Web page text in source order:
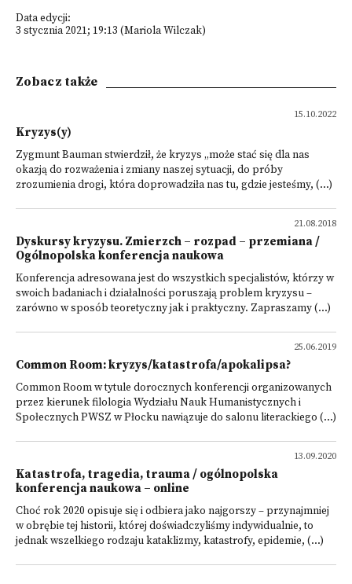
Data edycji:
3 stycznia 2021; 19:13 (Mariola Wilczak)
Zobacz także
15.10.2022
Kryzys(y)
Zygmunt Bauman stwierdził, że kryzys „może stać się dla nas
okazją do rozważenia i zmiany naszej sytuacji, do próby
zrozumienia drogi, która doprowadziła nas tu, gdzie jesteśmy, (...)
21.08.2018
Dyskursy kryzysu. Zmierzch – rozpad – przemiana /
Ogólnopolska konferencja naukowa
Konferencja adresowana jest do wszystkich specjalistów, którzy w
swoich badaniach i działalności poruszają problem kryzysu –
zarówno w sposób teoretyczny jak i praktyczny. Zapraszamy (...)
25.06.2019
Common Room: kryzys/katastrofa/apokalipsa?
Common Room w tytule dorocznych konferencji organizowanych
przez kierunek filologia Wydziału Nauk Humanistycznych i
Społecznych PWSZ w Płocku nawiązuje do salonu literackiego (...)
13.09.2020
Katastrofa, tragedia, trauma / ogólnopolska
konferencja naukowa – online
Choć rok 2020 opisuje się i odbiera jako najgorszy – przynajmniej
w obrębie tej historii, której doświadczyliśmy indywidualnie, to
jednak wszelkiego rodzaju kataklizmy, katastrofy, epidemie, (...)